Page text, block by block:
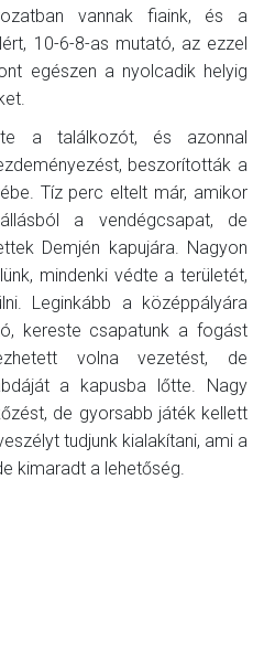
vannak fiaink, és a
10-6-8-as mutató, az ezzel
egészen a nyolcadik helyig
a találkozót, és azonnal
beszorították a
Tíz perc eltelt már, amikor
a vendégcsapat, de
Demjén kapujára. Nagyon
mindenki védte a területét,
Leginkább a középpályára
kereste csapatunk a fogást
volna vezetést, de
a kapusba lőtte. Nagy
de gyorsabb játék kellett
tudjunk kialakítani, ami a
kimaradt a lehetőség.